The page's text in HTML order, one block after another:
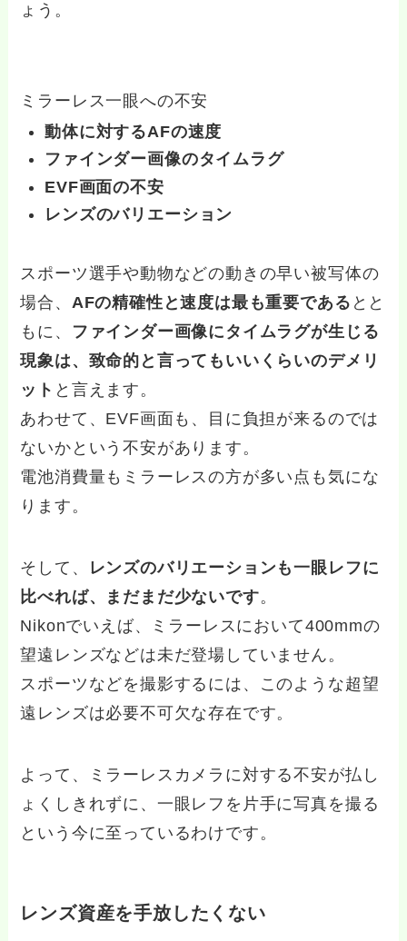
ょう。
ミラーレス一眼への不安
動体に対するAFの速度
ファインダー画像のタイムラグ
EVF画面の不安
レンズのバリエーション
スポーツ選手や動物などの動きの早い被写体の
場合、 AFの精確性と速度は最も重要である とと
もに、
ファインダー画像にタイムラグが生じる
現象は、致命的と言ってもいいくらいのデメリ
ット と言えます。
あわせて、EVF画面も、目に負担が来るのでは
ないかという不安があります。
電池消費量もミラーレスの方が多い点も気にな
ります。
そして、
レンズのバリエーションも一眼レフに
比べれば、まだまだ少ないです。
Nikonでいえば、ミラーレスにおいて400mmの
望遠レンズなどは未だ登場していません。
スポーツなどを撮影するには、このような超望
遠レンズは必要不可欠な存在です。
よって、ミラーレスカメラに対する不安が払し
ょくしきれずに、一眼レフを片手に写真を撮る
という今に至っているわけです。
レンズ資産を手放したくない